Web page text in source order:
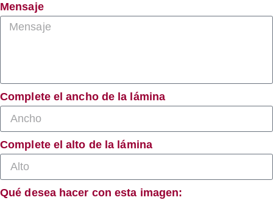
Mensaje
Complete el ancho de la lámina
Complete el alto de la lámina
Qué desea hacer con esta imagen: